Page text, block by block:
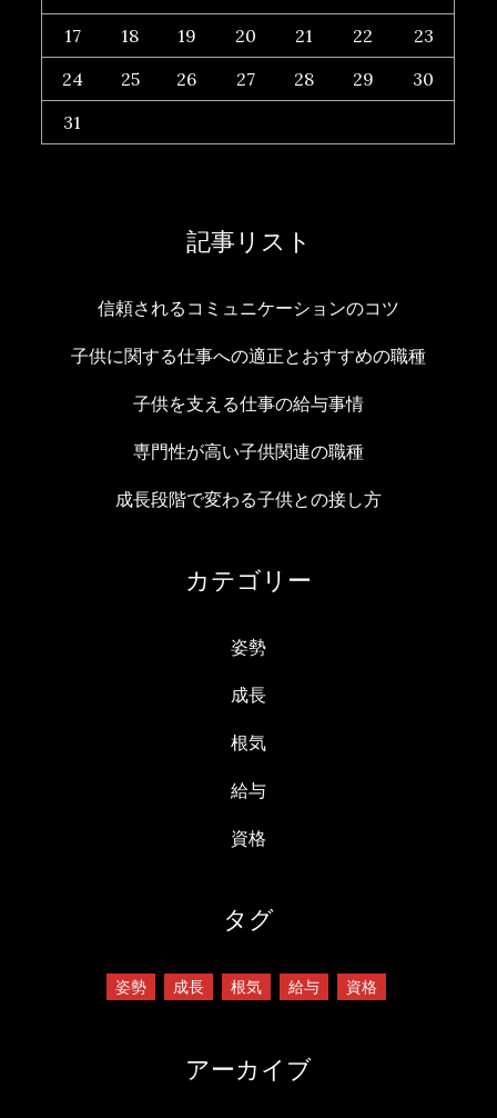
17
18 19 20 21 22
23
24
25 26 27 28 29
30
31
記事リスト
信頼されるコミュニケーションのコツ
子供に関する仕事への適正とおすすめの職種
子供を支える仕事の給与事情
専門性が高い子供関連の職種
成長段階で変わる子供との接し方
カテゴリー
姿勢
成長
根気
給与
資格
タグ
姿勢 成長 根気 給与 資格
アーカイブ